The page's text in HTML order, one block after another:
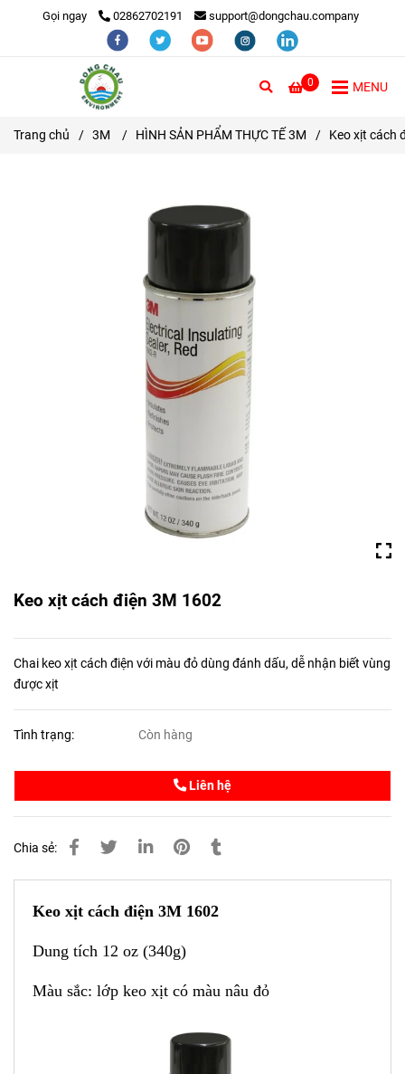
Gọi ngay 02862702191 support@dongchau.company
0 MENU
Trang chủ / 3M / HÌNH SẢN PHẨM THỰC TẾ 3M / Keo xịt cách
Keo xịt cách điện 3M 1602
Chai keo xịt cách điện với màu đỏ dùng đánh dấu, dễ nhận biết vùng
được xịt
Tình trạng: Còn hàng
Liên hệ
Chia sẻ:
Keo xịt cách điện 3M 1602
Dung tích 12 oz (340g)
Màu sắc: lớp keo xịt có màu nâu đỏ